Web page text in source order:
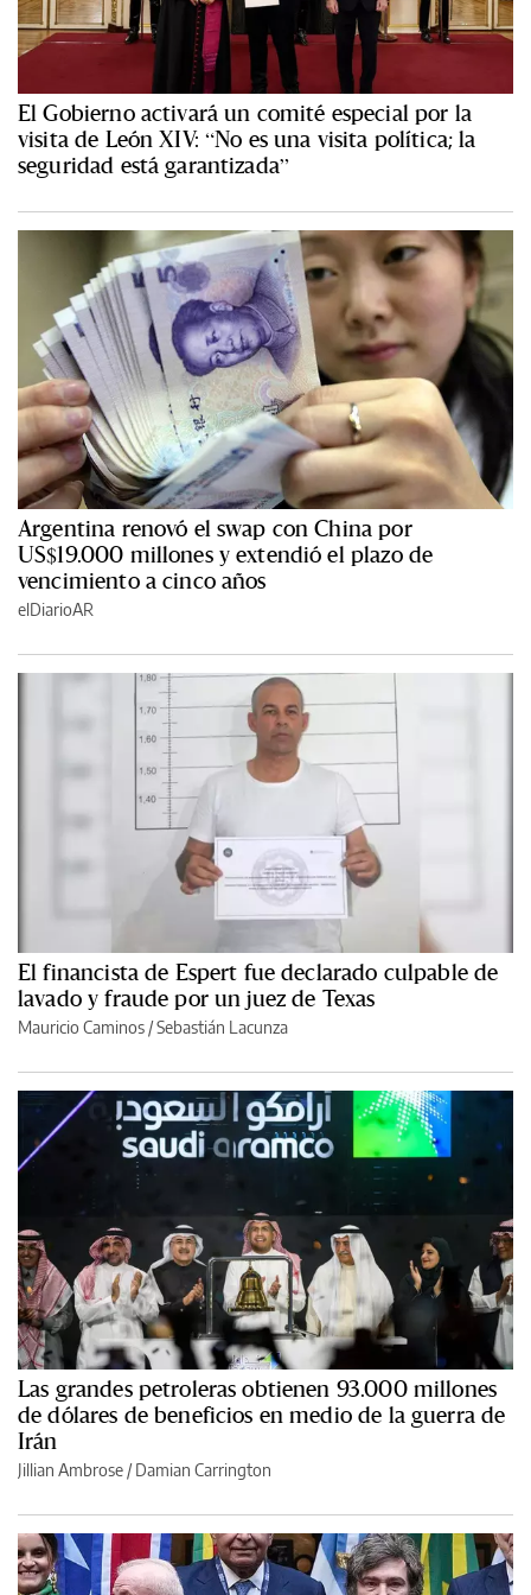
El Gobierno activará un comité especial por la
visita de León XIV: “No es una visita política; la
seguridad está garantizada”
Argentina renovó el swap con China por
US$19.000 millones y extendió el plazo de
vencimiento a cinco años
elDiarioAR
El financista de Espert fue declarado culpable de
lavado y fraude por un juez de Texas
Mauricio Caminos /Sebastián Lacunza
Las grandes petroleras obtienen 93.000 millones
de dólares de beneficios en medio de la guerra de
Irán
Jillian Ambrose / Damian Carrington